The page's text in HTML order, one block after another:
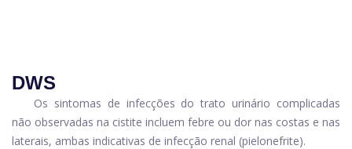
DWS
Os sintomas de infecções do trato urinário complicadas
não observadas na cistite incluem febre ou dor nas costas e nas
laterais, ambas indicativas de infecção renal (pielonefrite).